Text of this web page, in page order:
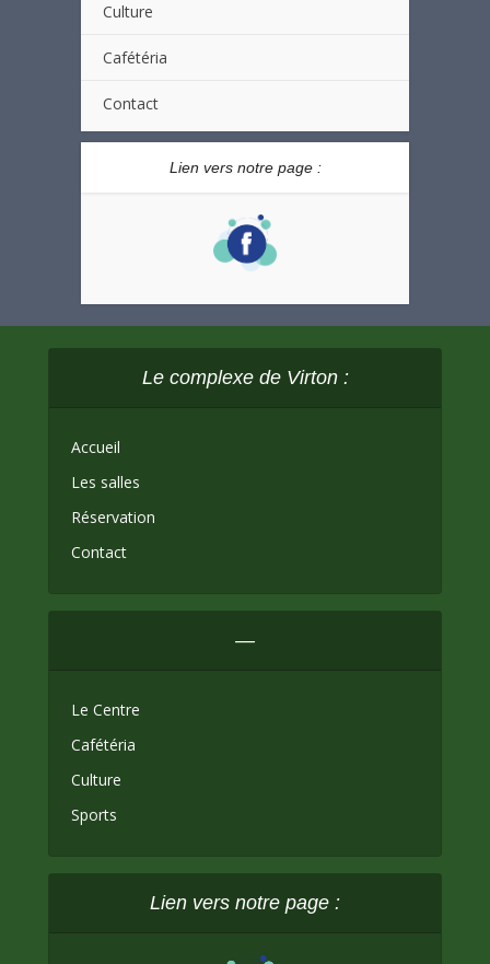
Culture
Cafétéria
Contact
Lien vers notre page :
Le complexe de Virton :
Accueil
Les salles
Réservation
Contact
—
Le Centre
Cafétéria
Culture
Sports
Lien vers notre page :